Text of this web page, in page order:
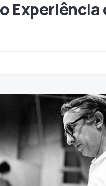
Experiência